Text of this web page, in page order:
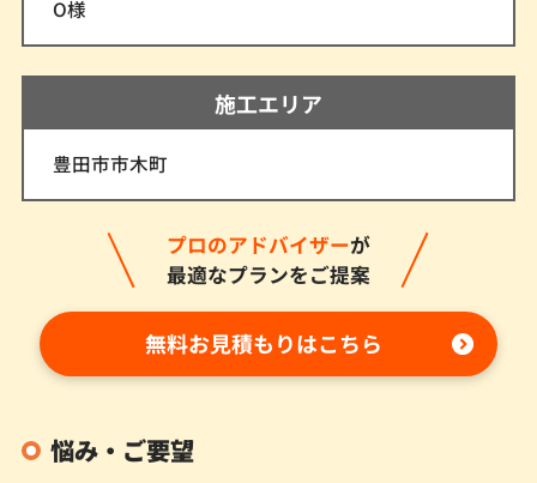
O様
施工エリア
豊田市市木町
プロのアドバイザーが
最適なプランをご提案
無料お見積もりはこちら
悩み・ご要望